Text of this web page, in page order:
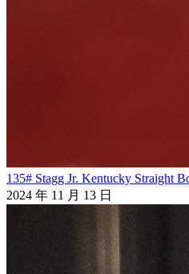
135# Stagg Jr. Kentucky Straight
2024 年 11 月 13 日